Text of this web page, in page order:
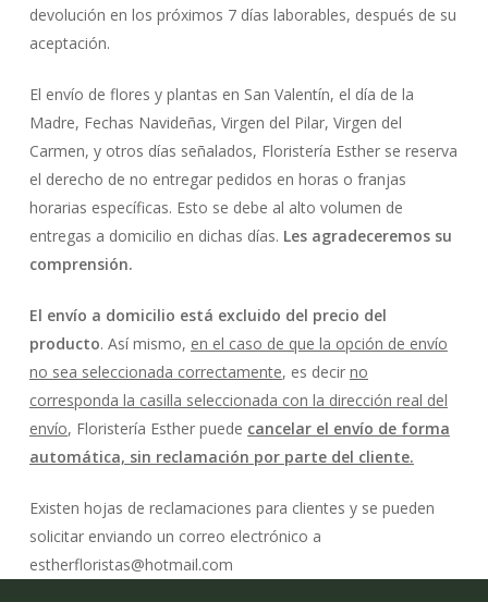
devolución en los próximos 7 días laborables, después de su
aceptación.
El envío de flores y plantas en San Valentín, el día de la
Madre, Fechas Navideñas, Virgen del Pilar, Virgen del
Carmen, y otros días señalados, Floristería Esther se reserva
el derecho de no entregar pedidos en horas o franjas
horarias específicas. Esto se debe al alto volumen de
entregas a domicilio en dichas días. Les agradeceremos su
comprensión.
El envío a domicilio está excluido del precio del
producto. Así mismo, en el caso de que la opción de envío
no sea seleccionada correctamente, es decir no
corresponda la casilla seleccionada con la dirección real del
envío, Floristería Esther puede cancelar el envío de forma
automática, sin reclamación por parte del cliente.
Existen hojas de reclamaciones para clientes y se pueden
solicitar enviando un correo electrónico a
estherfloristas@hotmail.com